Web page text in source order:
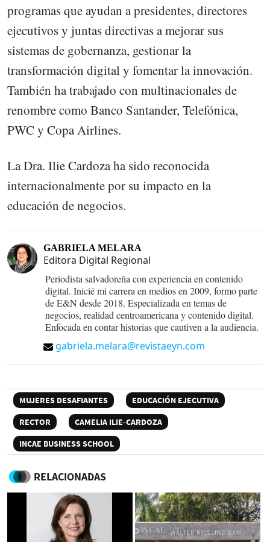
programas que ayudan a presidentes, directores
ejecutivos y juntas directivas a mejorar sus
sistemas de gobernanza, gestionar la
transformación digital y fomentar la innovación.
También ha trabajado con multinacionales de
renombre como Banco Santander, Telefónica,
PWC y Copa Airlines.
La Dra. Ilie Cardoza ha sido reconocida
internacionalmente por su impacto en la
educación de negocios.
GABRIELA MELARA
Editora Digital Regional
Periodista salvadoreña con experiencia en contenido
digital. Inicié mi carrera en medios en 2009, formo parte
de E&N desde 2018. Especializada en temas de
negocios, realidad centroamericana y contenido digital.
Enfocada en contar historias que cautiven a la audiencia.
gabriela.melara@revistaeyn.com
MUJERES DESAFIANTES
EDUCACIÓN EJECUTIVA
RECTOR
CAMELIA ILIE-CARDOZA
INCAE BUSINESS SCHOOL
RELACIONADAS